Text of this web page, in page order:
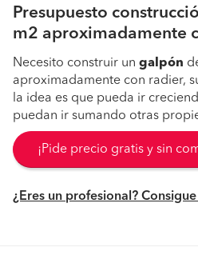
Presupuesto
m2 aproximadamente
Necesito construir un galpón
aproximadamente con radier,
la idea es que pueda ir
puedan ir sumando otras
¡Pide precio gratis y sin
¿Eres un profesional?